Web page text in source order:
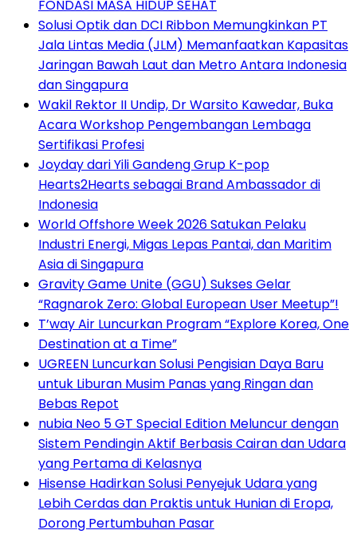
FONDASI MASA HIDUP SEHAT
Solusi Optik dan DCI Ribbon Memungkinkan PT
Jala Lintas Media (JLM) Memanfaatkan Kapasitas
Jaringan Bawah Laut dan Metro Antara Indonesia
dan Singapura
Wakil Rektor II Undip, Dr Warsito Kawedar, Buka
Acara Workshop Pengembangan Lembaga
Sertifikasi Profesi
Joyday dari Yili Gandeng Grup K-pop
Hearts2Hearts sebagai Brand Ambassador di
Indonesia
World Offshore Week 2026 Satukan Pelaku
Industri Energi, Migas Lepas Pantai, dan Maritim
Asia di Singapura
Gravity Game Unite (GGU) Sukses Gelar
“Ragnarok Zero: Global European User Meetup”!
T’way Air Luncurkan Program “Explore Korea, One
Destination at a Time”
UGREEN Luncurkan Solusi Pengisian Daya Baru
untuk Liburan Musim Panas yang Ringan dan
Bebas Repot
nubia Neo 5 GT Special Edition Meluncur dengan
Sistem Pendingin Aktif Berbasis Cairan dan Udara
yang Pertama di Kelasnya
Hisense Hadirkan Solusi Penyejuk Udara yang
Lebih Cerdas dan Praktis untuk Hunian di Eropa,
Dorong Pertumbuhan Pasar